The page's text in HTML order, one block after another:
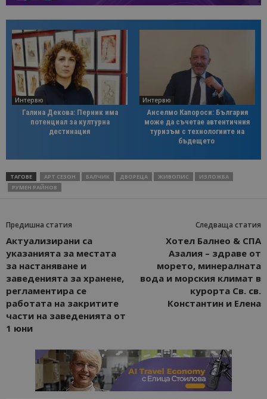
Интервю
Галина Декова: Перник има
потенциал за културна
дестинация
Интервю
Анселмо Капороси: България
може да съчетае автентичния
туризъм с технологиите на
бъдещето
ТАГОВЕ АРТ СЕЗОН БАЛЧИК ДВОРЕЦА ЖИВОПИС
ИЗЛОЖБА
РУМЕН РАЙНОВ
Предишна статия
Актуализирани са
указанията за местата
за настаняване и
заведенията за хранене,
регламентира се
работата на закритите
части на заведенията от
1 юни
Следваща статия
Хотел Балнео & СПА
Азалия – здраве от
морето, минералната
вода и морския климат в
курорта Св. св.
Константин и Елена